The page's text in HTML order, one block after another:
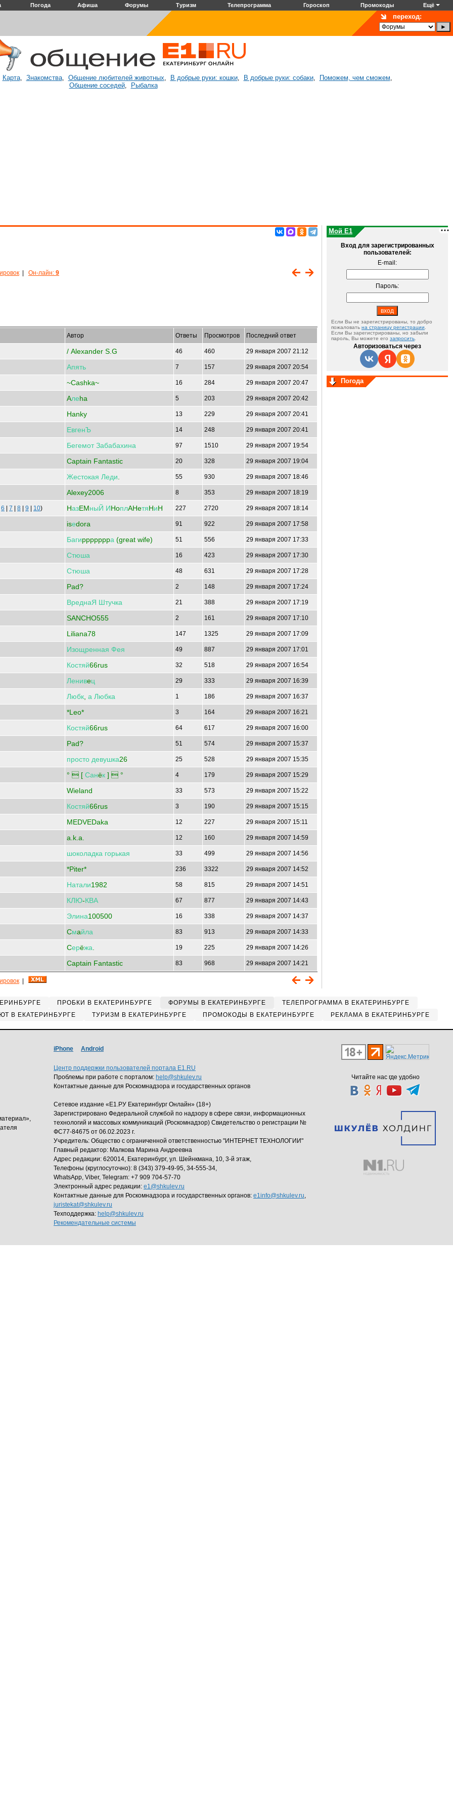
Погода Афиша Форумы Туризм Телепрограмма Гороскоп Промокоды Ещё
переход:
Карта, Знакомства, Общение любителей животных, В добрые руки: кошки, В добрые руки: собаки, Поможем, чем сможем,
Общение соседей, Рыбалка
Он-лайн: 9
Автор Ответы Просмотров Последний ответ
/ Alexander S.G 46 460 29 января 2007 21:12
Апять 7 157 29 января 2007 20:54
~Cashka~ 16 284 29 января 2007 20:47
Aлеha 5 203 29 января 2007 20:42
Hanky 13 229 29 января 2007 20:41
ЕвгенЪ 14 248 29 января 2007 20:41
Бегемот Забабахина 97 1510 29 января 2007 19:54
Captain Fantastic 20 328 29 января 2007 19:04
Жестокая Леди 55 930 29 января 2007 18:46
Alexey2006 8 353 29 января 2007 18:19
6 7 8 9 10) HазEMныЙ ИHoплAHeтяHиH 227 2720 29 января 2007 18:14
isеdora 91 922 29 января 2007 17:58
Багиpppppppа (great wife) 51 556 29 января 2007 17:33
Стюша 16 423 29 января 2007 17:30
Стюша 48 631 29 января 2007 17:28
Pad? 2 148 29 января 2007 17:24
ВреднаЯ Штучка 21 388 29 января 2007 17:19
SANCHO555 2 161 29 января 2007 17:10
Liliana78 147 1325 29 января 2007 17:09
Изощренная Фея 49 887 29 января 2007 17:01
Костяй66rus 32 518 29 января 2007 16:54
Ленивeц 29 333 29 января 2007 16:39
Любк а Любка 1 186 29 января 2007 16:37
*Leo* 3 164 29 января 2007 16:21
Костяй66rus 64 617 29 января 2007 16:00
Pad? 51 574 29 января 2007 15:37
просто девушка26 25 528 29 января 2007 15:35
°  [ Санёк ]  ° 4 179 29 января 2007 15:29
Wieland 33 573 29 января 2007 15:22
Костяй66rus 3 190 29 января 2007 15:15
MEDVEDaka 12 227 29 января 2007 15:11
a.k.a. 12 160 29 января 2007 14:59
шоколадка горькая 33 499 29 января 2007 14:56
*Piter* 236 3322 29 января 2007 14:52
Натали1982 58 815 29 января 2007 14:51
КЛЮ-КВА 67 877 29 января 2007 14:43
Элина100500 16 338 29 января 2007 14:37
Cмaйла 83 913 29 января 2007 14:33
Cерёжа 19 225 29 января 2007 14:26
Captain Fantastic 83 968 29 января 2007 14:21
Мой E1
Вход для зарегистрированных
пользователей:
E-mail:
Пароль:
Если Вы не зарегистрированы, то добро
пожаловать на страницу регистрации
Если Вы зарегистрированы, но забыли
пароль, Вы можете его запросить
Авторизоваться через
Погода
ПРОБКИ В ЕКАТЕРИНБУРГЕ ФОРУМЫ В ЕКАТЕРИНБУРГЕ
ТЕЛЕПРОГРАММА В ЕКАТЕРИНБУРГЕ
В ЕКАТЕРИНБУРГЕ ТУРИЗМ В ЕКАТЕРИНБУРГЕ ПРОМОКОДЫ В ЕКАТЕРИНБУРГЕ РЕКЛАМА В ЕКАТЕРИНБУРГЕ
Читайте нас где удобно
iPhone Android
Центр поддержки пользователей портала E1.RU
Проблемы при работе с порталом: help@shkulev.ru
Контактные данные для Роскомнадзора и государственных органов
Сетевое издание «Е1.РУ Екатеринбург Онлайн» (18+)
Зарегистрировано Федеральной службой по надзору в сфере связи, информационных
технологий и массовых коммуникаций (Роскомнадзор) Свидетельство о регистрации №
ФС77-84675 от 06.02.2023 г.
Учредитель: Общество с ограниченной ответственностью "ИНТЕРНЕТ ТЕХНОЛОГИИ"
Главный редактор: Малкова Марина Андреевна
Адрес редакции: 620014, Екатеринбург, ул. Шейнкмана, 10, 3-й этаж,
Телефоны (круглосуточно): 8 (343) 379-49-95, 34-555-34,
WhatsApp, Viber, Telegram: +7 909 704-57-70
Электронный адрес редакции: e1@shkulev.ru
Контактные данные для Роскомнадзора и государственных органов: e1info@shkulev.ru,
juristekat@shkulev.ru
Техподдержка: help@shkulev.ru
Рекомендательные системы